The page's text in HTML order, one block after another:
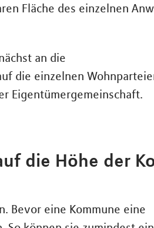
Fläche des einzelnen
an die
die einzelnen
Eigentümergemeinschaft.
die Höhe der
Bevor eine Kommune eine